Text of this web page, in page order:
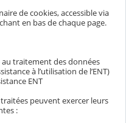
de cookies, accessible via
en bas de chaque page.
traitement des données
à l’utilisation de l’ENT)
ENT
peuvent exercer leurs
: